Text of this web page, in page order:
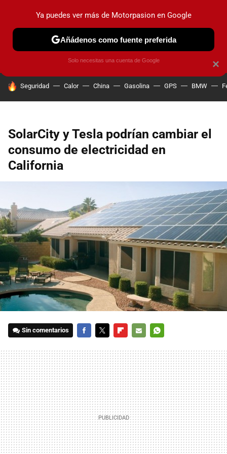
PRUEBAS COCHES ELÉCTRICOS OBSERVATORIO
HOY SE HABLA DE
Seguridad Calor China Gasolina GPS BMW
SolarCity y Tesla podrían cambiar el
consumo de electricidad en
California
Sin comentarios
MAIL
×
Ya puedes ver más de Motorpasion en Google
Añádenos como fuente preferida
Solo necesitas una cuenta de Google